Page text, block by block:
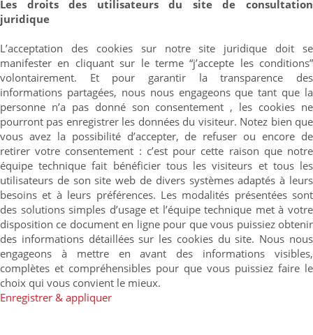
Les droits des utilisateurs du site de consultation
juridique
L’acceptation des cookies sur notre site juridique doit se
manifester en cliquant sur le terme “j’accepte les conditions”
volontairement. Et pour garantir la transparence des
informations partagées, nous nous engageons que tant que la
personne n’a pas donné son consentement , les cookies ne
pourront pas enregistrer les données du visiteur. Notez bien que
vous avez la possibilité d’accepter, de refuser ou encore de
retirer votre consentement : c’est pour cette raison que notre
équipe technique fait bénéficier tous les visiteurs et tous les
utilisateurs de son site web de divers systèmes adaptés à leurs
besoins et à leurs préférences. Les modalités présentées sont
des solutions simples d’usage et l’équipe technique met à votre
disposition ce document en ligne pour que vous puissiez obtenir
des informations détaillées sur les cookies du site. Nous nous
engageons à mettre en avant des informations visibles,
complètes et compréhensibles pour que vous puissiez faire le
choix qui vous convient le mieux.
Enregistrer & appliquer